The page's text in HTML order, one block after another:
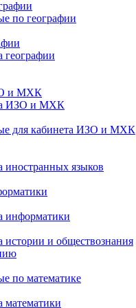
по географии
географии
и МХК
ИЗО и МХК
для кабинета ИЗО и МХК
иностранных языков
информатики
истории и обществознания
по математике
математики